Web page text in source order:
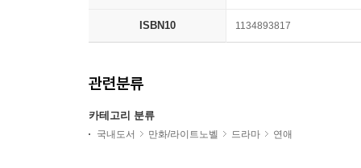
ISBN10 1134893817
관련분류
카테고리 분류
국내도서 만화/라이트노벨 드라마 연애